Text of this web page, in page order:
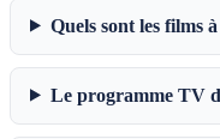
Quels sont les films
Le programme TV